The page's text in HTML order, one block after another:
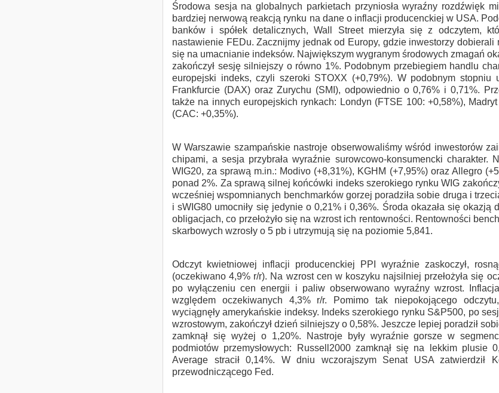
Środowa sesja na globalnych parkietach przyniosła wyraźny rozdźwięk
bardziej nerwową reakcją rynku na dane o inflacji producenckiej w USA.
banków i spółek detalicznych, Wall Street mierzyła się z odczytem,
nastawienie FEDu. Zacznijmy jednak od Europy, gdzie inwestorzy dobierali
się na umacnianie indeksów. Największym wygranym środowych zmagań
zakończył sesję silniejszy o równo 1%. Podobnym przebiegiem handlu
europejski indeks, czyli szeroki STOXX (+0,79%). W podobnym stopniu
Frankfurcie (DAX) oraz Zurychu (SMI), odpowiednio o 0,76% i 0,71%.
także na innych europejskich rynkach: Londyn (FTSE 100: +0,58%),
(CAC: +0,35%).
W Warszawie szampańskie nastroje obserwowaliśmy wśród inwestorów
chipami, a sesja przybrała wyraźnie surowcowo-konsumencki charakter.
WIG20, za sprawą m.in.: Modivo (+8,31%), KGHM (+7,95%) oraz Allegro
ponad 2%. Za sprawą silnej końcówki indeks szerokiego rynku WIG
wcześniej wspomnianych benchmarków gorzej poradziła sobie druga i
i sWIG80 umocniły się jedynie o 0,21% i 0,36%. Środa okazała się okazją
obligacjach, co przełożyło się na wzrost ich rentowności. Rentowności
skarbowych wzrosły o 5 pb i utrzymują się na poziomie 5,841.
Odczyt kwietniowej inflacji producenckiej PPI wyraźnie zaskoczył,
(oczekiwano 4,9% r/r). Na wzrost cen w koszyku najsilniej przełożyła się
po wyłączeniu cen energii i paliw obserwowano wyraźny wzrost.
względem oczekiwanych 4,3% r/r. Pomimo tak niepokojącego
wyciągnęły amerykańskie indeksy. Indeks szerokiego rynku S&P500, po
wzrostowym, zakończył dzień silniejszy o 0,58%. Jeszcze lepiej poradził
zamknął się wyżej o 1,20%. Nastroje były wyraźnie gorsze w
podmiotów przemysłowych: Russell2000 zamknął się na lekkim plusie
Average stracił 0,14%. W dniu wczorajszym Senat USA zatwierdził
przewodniczącego Fed.